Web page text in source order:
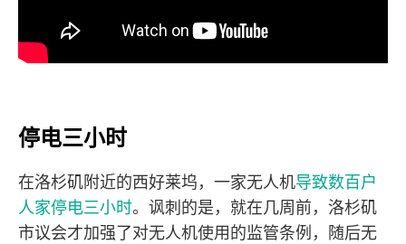
停电三小时
在洛杉矶附近的西好莱坞，一家无人机导致数百户
人家停电三小时。讽刺的是，就在几周前，洛杉矶
市议会才加强了对无人机使用的监管条例，随后无